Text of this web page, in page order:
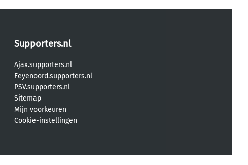
Supporters.nl
Ajax.supporters.nl
Feyenoord.supporters.nl
PSV.supporters.nl
Sitemap
Mijn voorkeuren
Cookie-instellingen